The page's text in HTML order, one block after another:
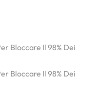
Bloccare Il 98% Dei
Bloccare Il 98% Dei